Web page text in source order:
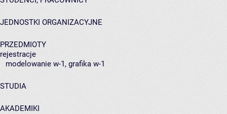
JEDNOSTKI ORGANIZACYJNE
PRZEDMIOTY
rejestracje
modelowanie w-1, grafika w-1
STUDIA
AKADEMIKI